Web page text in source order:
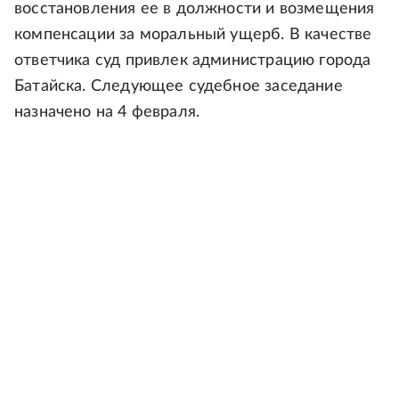
восстановления ее в должности и возмещения
компенсации за моральный ущерб. В качестве
ответчика суд привлек администрацию города
Батайска. Следующее судебное заседание
назначено на 4 февраля.